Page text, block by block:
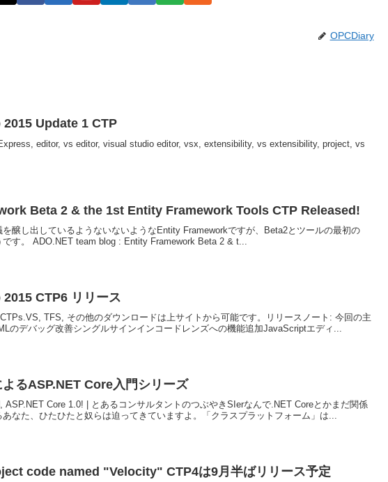
OPCDiary
Update 1 CTP
editor, vs editor, visual studio editor, vsx, extensibility, vs extensibility, project, vs
Beta 2 & the 1st Entity Framework Tools CTP Released!
醸し出しているようないないようなEntity Frameworkですが、Beta2とツールの最初の
です。 ADO.NET team blog : Entity Framework Beta 2 & t...
CTP6 リリース
TFS, その他のダウンロードは上サイトから可能です。リリースノート: 今回の主
のデバッグ改善シングルサインインコードレンズへの機能追加JavaScriptエディ...
るASP.NET Core入門シリーズ
ASP.NET Core 1.0! | とあるコンサルタントのつぶやきSIerなんで.NET Coreとかまだ関係
なた、ひたひたと奴らは迫ってきていますよ。「クラスプラットフォーム」は...
code named "Velocity" CTP4は9月半ばリリース予定